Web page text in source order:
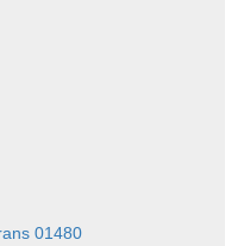
01480